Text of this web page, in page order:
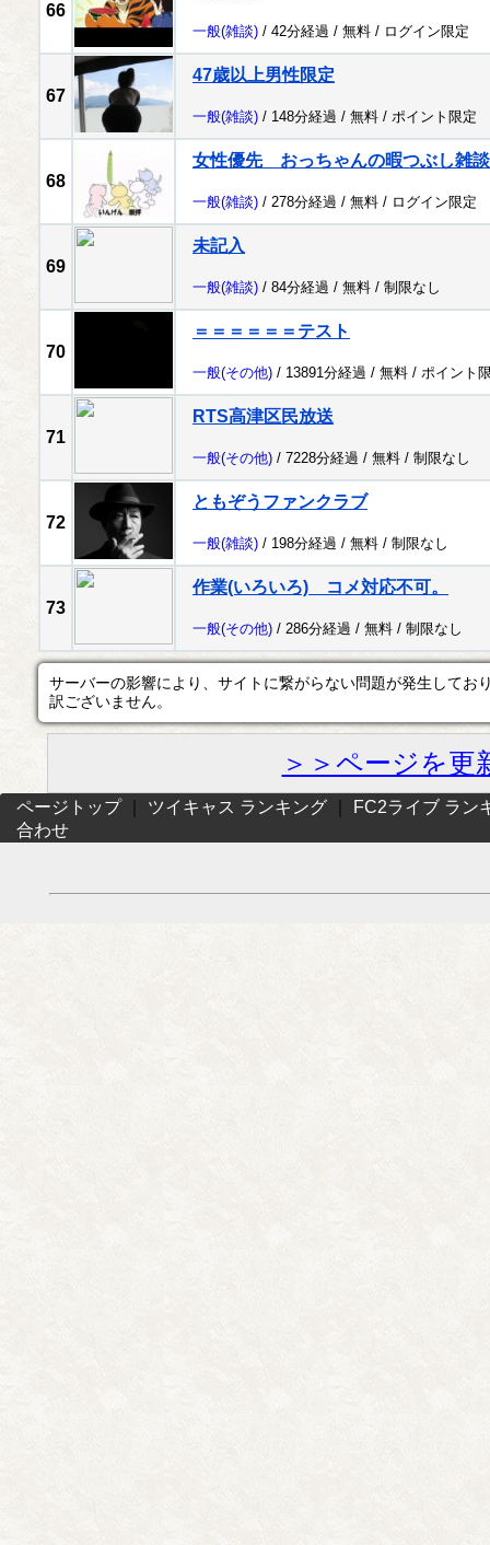
66
一般(雑談) / 42分経過 / 無料 / ログイン限定
67
47歳以上男性限定
一般(雑談) / 148分経過 / 無料 / ポイント限定
68
女性優先 おっちゃんの暇つぶし雑
一般(雑談) / 278分経過 / 無料 / ログイン限定
69
未記入
一般(雑談) / 84分経過 / 無料 / 制限なし
70
＝＝＝＝＝＝テスト
一般(その他) / 13891分経過 / 無料 / ポイント
71
RTS高津区民放送
一般(その他) / 7228分経過 / 無料 / 制限なし
72
ともぞうファンクラブ
一般(雑談) / 198分経過 / 無料 / 制限なし
73
作業(いろいろ) コメ対応不可。
一般(その他) / 286分経過 / 無料 / 制限なし
サーバーの影響により、サイトに繋がらない問題が発生してお
訳ございません。
＞＞ページを更
ページトップ｜ ツイキャス ランキング
FC2ライブ ラン
合わせ